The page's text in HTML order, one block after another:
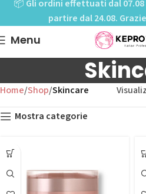
📦 Gli ordini effettuati dal
partire dal 24.08.
Menu
Home Shop Skincare
Mostra categorie